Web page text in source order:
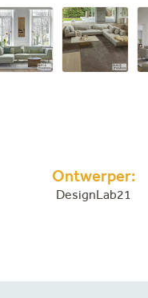
Ontwerper:
DesignLab21